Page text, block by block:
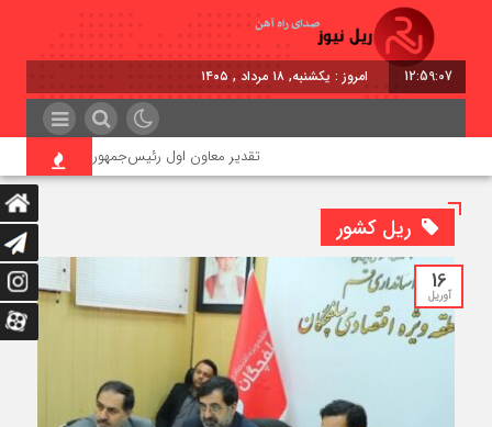
12:59:08 امروز : یکشنبه, ۱۸ مرداد , ۱۴۰۵
تقدیر معاون اول رئیس‌جمهور از مدیرعامل
ریل کشور
16
آوریل